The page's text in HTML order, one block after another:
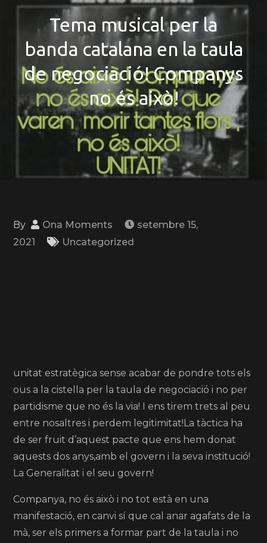
Tema musical per la
banda catalana en la taula
de negociació! Companys
no és això!
By Ona Moments
setembre 15,
2021
Uncategorized
unitat estratègica sense acabar de pondre tots els
ous a la cistella per la taula de negociació i no per
partidisme que no és la via! I ens tirem trets al peu
entre nosaltres i perdem legitimitat!La tàctica ha
de ser fruit d’aquest pacte que ens hem donat
aquests dos anys,amb el govern i la seva institució!
La Generalitat i el seu govern!
Companya, no és això i no tot està en una
manifestació, en canvi sí que cal anar agafats de la
mà, ser els primers a formar part de la taula i no